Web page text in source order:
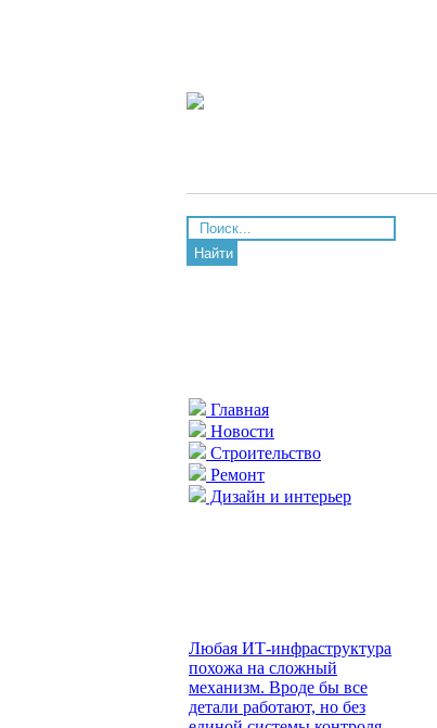
Найти
Главная
Новости
Строительство
Ремонт
Дизайн и интерьер
Любая ИТ-инфраструктура
похожа на сложный
механизм. Вроде бы все
детали работают, но без